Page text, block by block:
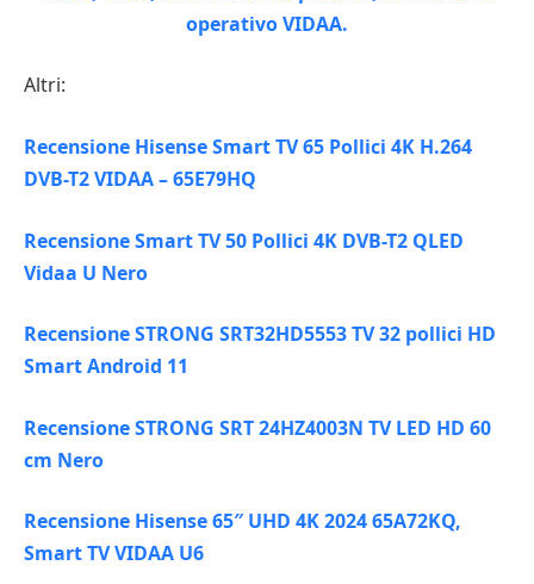
Altri:
Recensione Hisense Smart TV 65 Pollici 4K H.264
DVB-T2 VIDAA – 65E79HQ
Recensione Smart TV 50 Pollici 4K DVB-T2 QLED
Vidaa U Nero
Recensione STRONG SRT32HD5553 TV 32 pollici HD
Smart Android 11
Recensione STRONG SRT 24HZ4003N TV LED HD 60
cm Nero
Recensione Hisense 65″ UHD 4K 2024 65A72KQ,
Smart TV VIDAA U6